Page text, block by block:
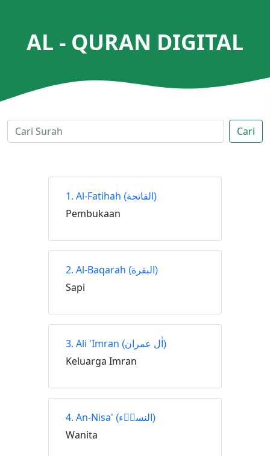
AL - QURAN DIGITAL
1. Al-Fatihah (الفاتحة)
Pembukaan
2. Al-Baqarah (البقرة)
Sapi
3. Ali 'Imran (اٰل عمران)
Keluarga Imran
4. An-Nisa' (النساۤء)
Wanita